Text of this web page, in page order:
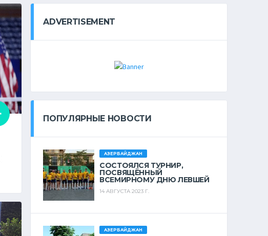
ADVERTISEMENT
ПОПУЛЯРНЫЕ НОВОСТИ
АЗЕРБАЙДЖАН
СОСТОЯЛСЯ ТУРНИР,
ПОСВЯЩЁННЫЙ
ВСЕМИРНОМУ ДНЮ ЛЕВШЕЙ
14 АВГУСТА 2023 Г.
АЗЕРБАЙДЖАН